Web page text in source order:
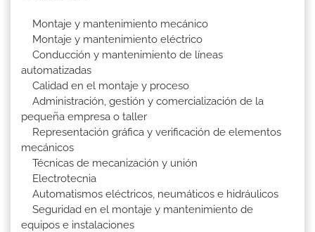
Montaje y mantenimiento mecánico
Montaje y mantenimiento eléctrico
Conducción y mantenimiento de líneas
automatizadas
Calidad en el montaje y proceso
Administración, gestión y comercialización de la
pequeña empresa o taller
Representación gráfica y verificación de elementos
mecánicos
Técnicas de mecanización y unión
Electrotecnia
Automatismos eléctricos, neumáticos e hidráulicos
Seguridad en el montaje y mantenimiento de
equipos e instalaciones